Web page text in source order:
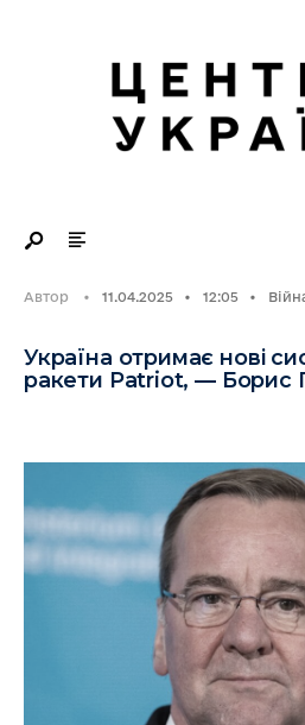
Автор • 11.04.2025 • 12:05 •
Україна отримає нові
ракети Patriot, — Борис